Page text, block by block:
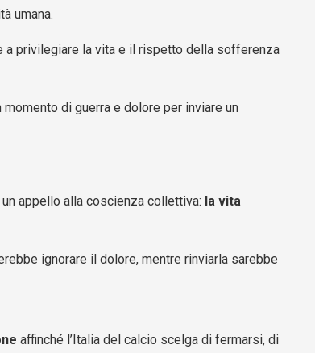
umana.
a privilegiare la vita e il rispetto della sofferenza
momento di guerra e dolore per inviare un
appello alla coscienza collettiva: la vita
ignorare il dolore, mentre rinviarla sarebbe
affinché l’Italia del calcio scelga di fermarsi, di